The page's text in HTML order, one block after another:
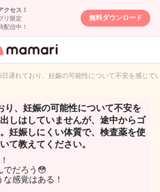
クセス！
リ限定
配信中！
無料ダウンロード
専用匿名QA
日遅れており、妊娠の可能性について不安を感じ
り、妊娠の可能性について不安を
しはしていませんが、途中からゴ
妊娠しにくい体質で、検査薬を使
て教えてください。
でだろう😳
感覚はある！